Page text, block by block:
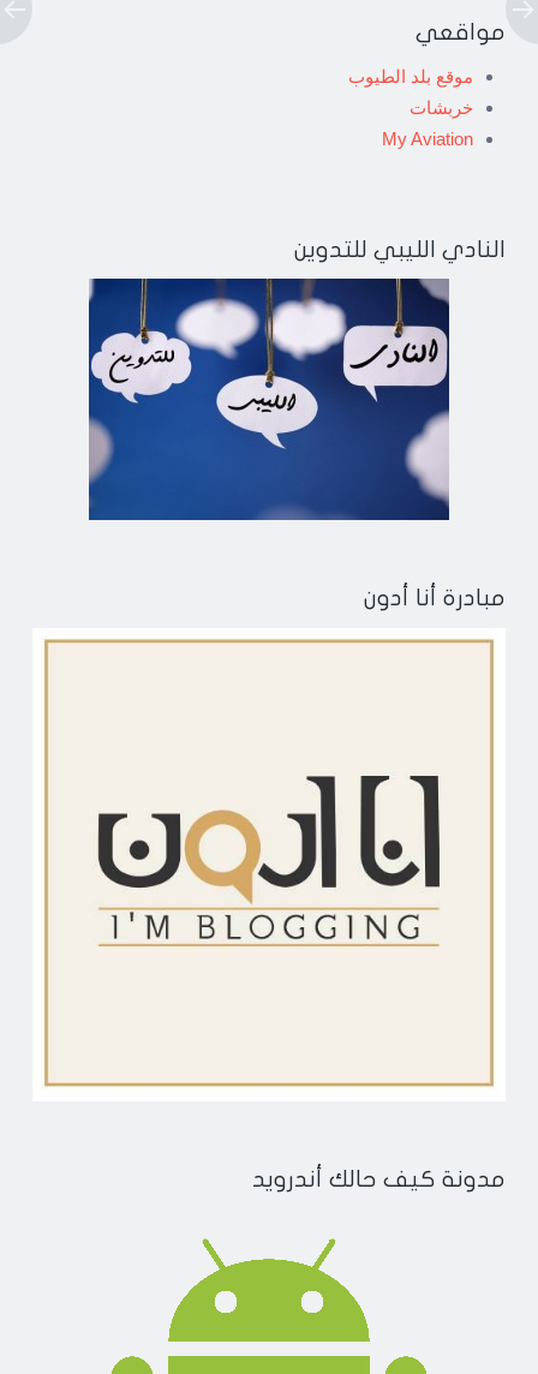
مواقعي
موقع بلد الطيوب
خربشات
My Aviation
النادي الليبي للتدوين
مبادرة أنا أدون
مدونة كيف حالك أندرويد